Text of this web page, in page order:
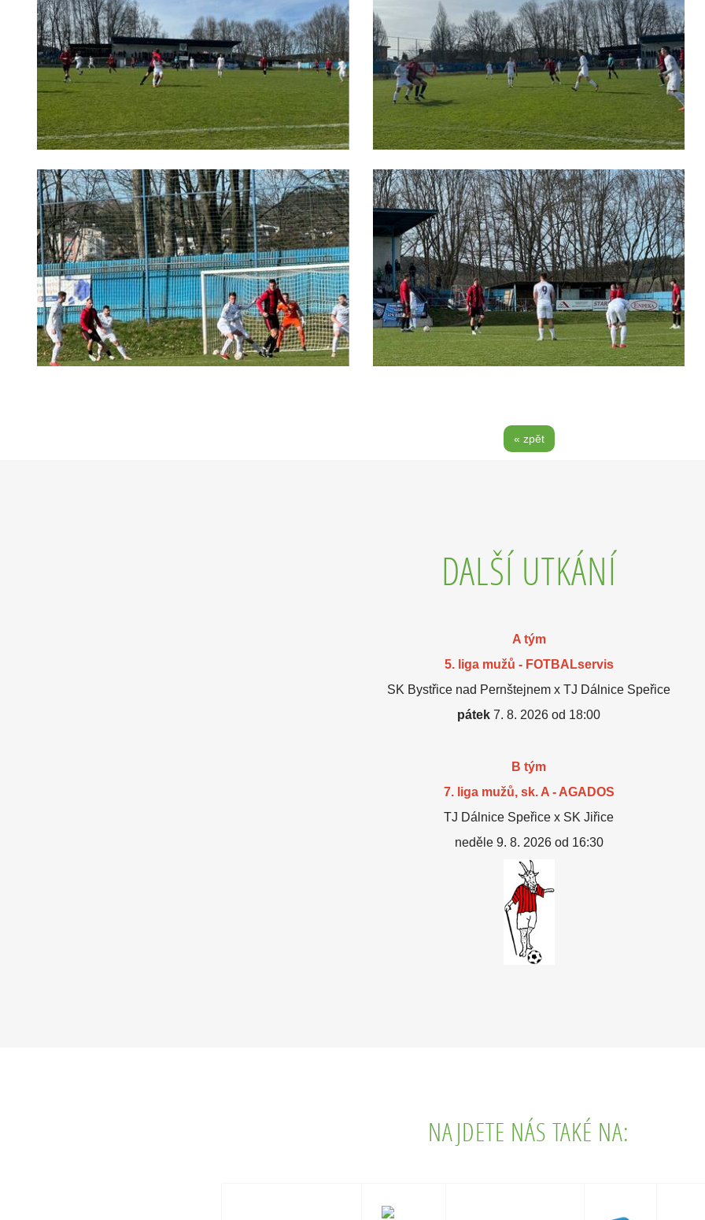
« zpět
DALŠÍ UTKÁNÍ
A tým
5. liga mužů - FOTBALservis
SK Bystřice nad Pernštejnem x TJ Dálnice Speřice
pátek 7. 8. 2026 od 18:00
B tým
7. liga mužů, sk. A - AGADOS
TJ Dálnice Speřice x SK Jiřice
neděle 9. 8. 2026 od 16:30
NAJDETE NÁS TAKÉ NA: